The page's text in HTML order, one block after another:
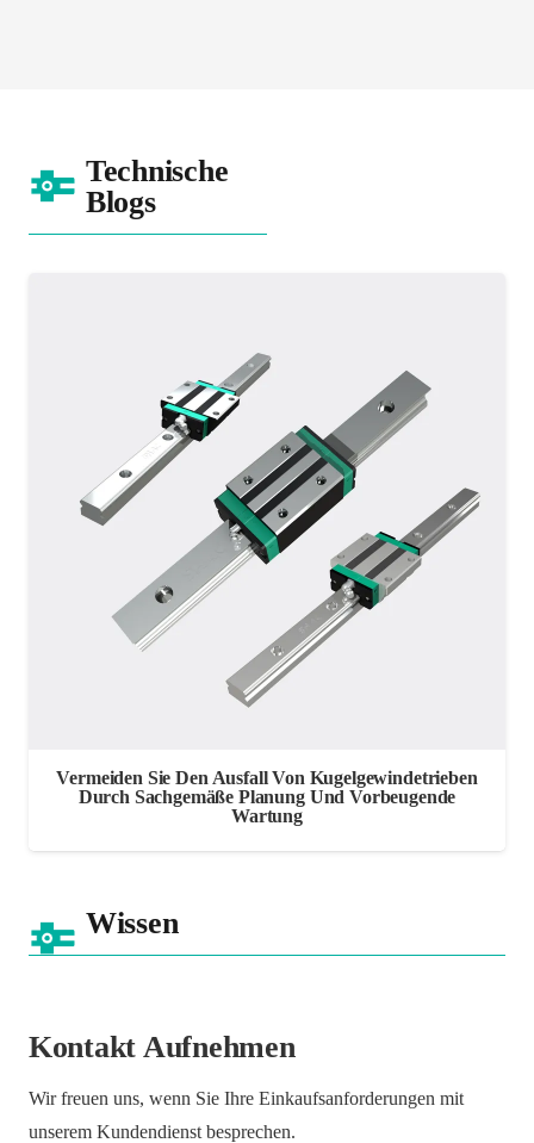
Technische
Blogs
Vermeiden Sie Den Ausfall Von Kugelgewindetrieben
Durch Sachgemäße Planung Und Vorbeugende
Wartung
Wissen
Kontakt Aufnehmen
Wir freuen uns, wenn Sie Ihre Einkaufsanforderungen mit
unserem Kundendienst besprechen.